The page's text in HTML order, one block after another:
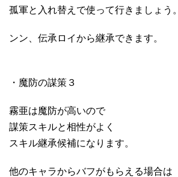
孤軍と入れ替えで使って行きましょう。
ンン、伝承ロイから継承できます。
・魔防の謀策３
霧亜は魔防が高いので
謀策スキルと相性がよく
スキル継承候補になります。
他のキャラからバフがもらえる場合は